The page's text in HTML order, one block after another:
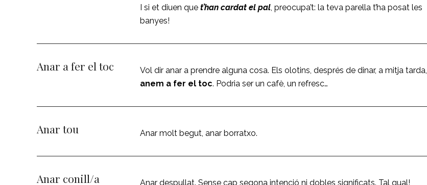
I si et diuen quet’han cardat el pal, preocupa’t: la teva parella t’ha posat les
banyes!
Anar a fer el toc
Vol dir anar a prendre alguna cosa. Els olotins, després de dinar, a mitja tarda,
anem a fer el toc. Podria ser un cafè, un refresc…
Anar tou Anar molt begut, anar borratxo.
Anar conill/a
Anar despullat. Sense cap segona intenció ni dobles significats. Tal qual!